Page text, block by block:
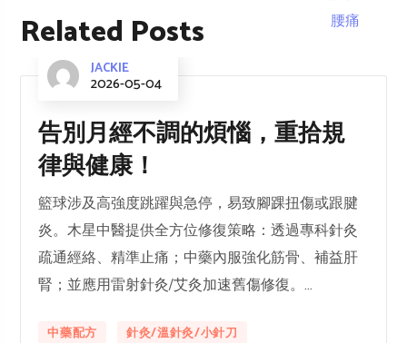
Related Posts
JACKIE
2026-05-04
告別月經不調的煩惱，重拾規
律與健康！
籃球涉及高強度跳躍與急停，易致腳踝扭傷或跟腱
炎。木星中醫提供全方位修復策略：透過專科針灸
疏通經絡、精準止痛；中藥內服強化筋骨、補益肝
腎；並應用雷射針灸/艾灸加速舊傷修復。...
中藥配方 針灸/溫針灸/小針刀